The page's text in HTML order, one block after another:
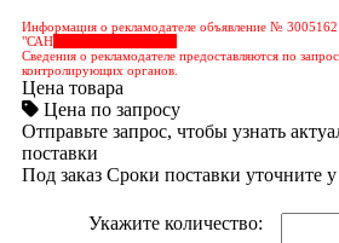
Информация о рекламодателе объявление №
"САН
Сведения о рекламодателе предоставляются по
контролирующих органов.
Цена товара
Цена по запросу
Отправьте запрос, чтобы узнать
поставки
Под заказ Сроки поставки уточните
Укажите количество: